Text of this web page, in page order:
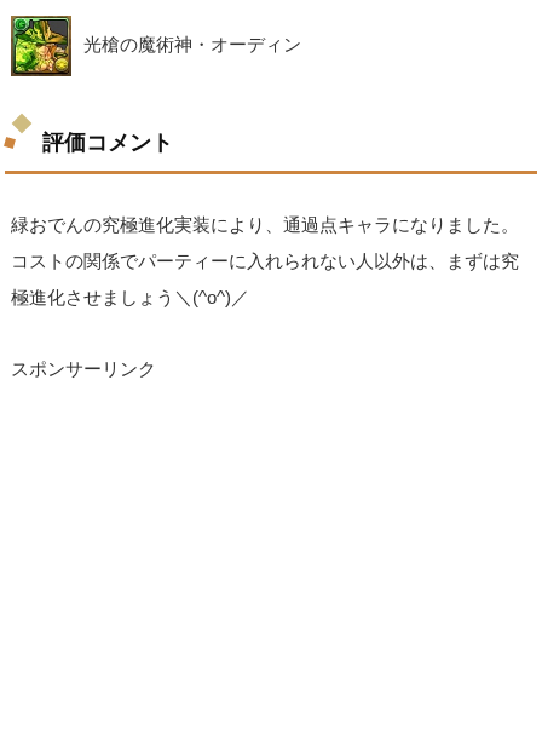
光槍の魔術神・オーディン
評価コメント
緑おでんの究極進化実装により、通過点キャラになりました。
コストの関係でパーティーに入れられない人以外は、まずは究
極進化させましょう＼(^o^)／
スポンサーリンク